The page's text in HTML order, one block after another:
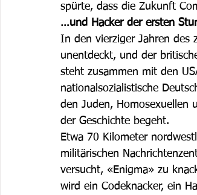
spürte, dass die Zukunft
…und Hacker der ersten
In den vierziger Jahren des
unentdeckt, und der
steht zusammen mit den
nationalsozialistische
den Juden, Homosexuellen
der Geschichte begeht.
Etwa 70 Kilometer
militärischen
versucht, «Enigma» zu
wird ein Codeknacker, ein